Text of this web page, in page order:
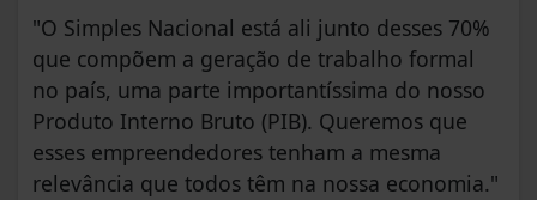
"O Simples Nacional está ali junto desses 70%
que compõem a geração de trabalho formal
no país, uma parte importantíssima do nosso
Produto Interno Bruto (PIB). Queremos que
esses empreendedores tenham a mesma
relevância que todos têm na nossa economia."